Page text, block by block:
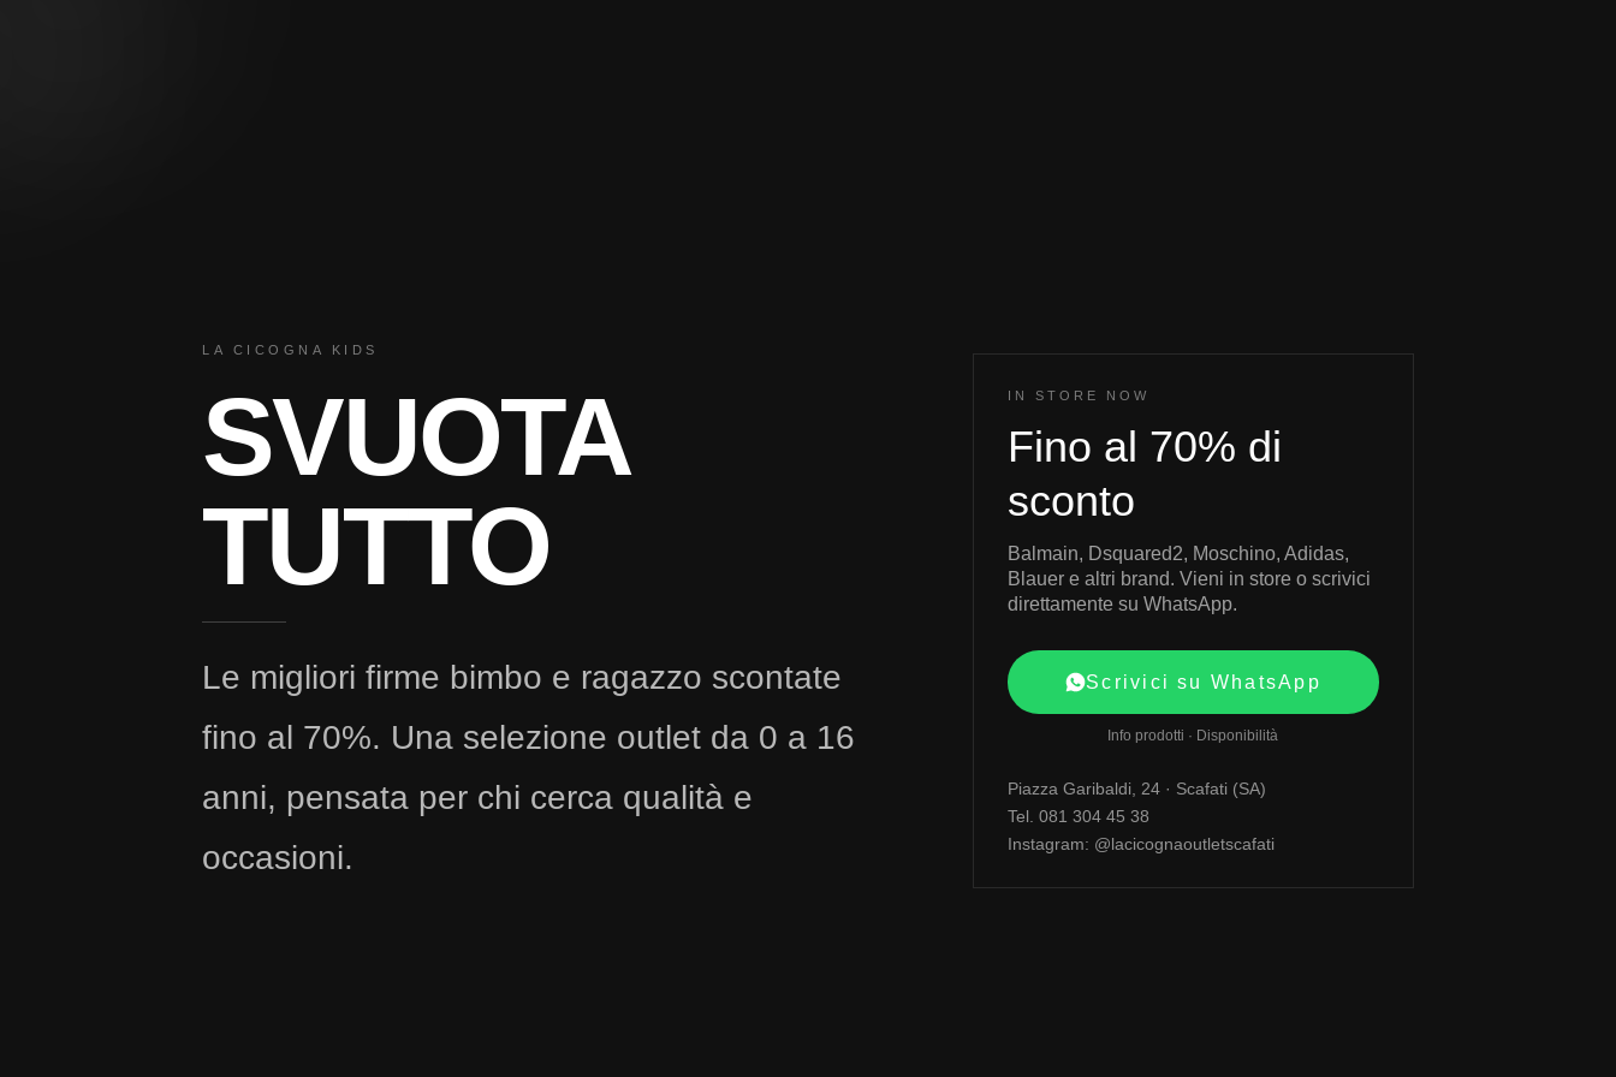
LA CICOGNA KIDS
SVUOTA
TUTTO
Le migliori firme bimbo e ragazzo scontate
fino al 70%. Una selezione outlet da 0 a 16
anni, pensata per chi cerca qualità e
occasioni.
IN STORE NOW
Fino al 70% di
sconto
Balmain, Dsquared2, Moschino, Adidas,
Blauer e altri brand. Vieni in store o scrivici
direttamente su WhatsApp.
Scrivici su WhatsApp
Info prodotti · Disponibilità
Piazza Garibaldi, 24 · Scafati (SA)
Tel. 081 304 45 38
Instagram: @lacicognaoutletscafati